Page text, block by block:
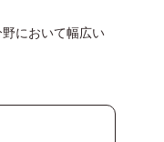
において幅広い